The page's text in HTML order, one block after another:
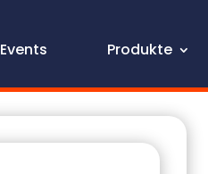
Events Produkte